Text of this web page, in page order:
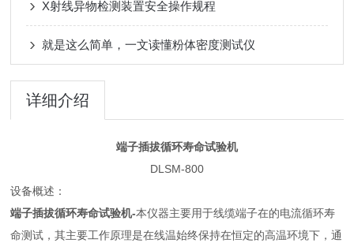
X射线异物检测装置安全操作规程
就是这么简单，一文读懂粉体密度测试仪
详细介绍
端子插拔循环寿命试验机
DLSM-800
设备概述：
端子插拔循环寿命试验机-本仪器主要用于线缆端子在的电流循环寿
命测试，其主要工作原理是在线温始终保持在恒定的高温环境下，通